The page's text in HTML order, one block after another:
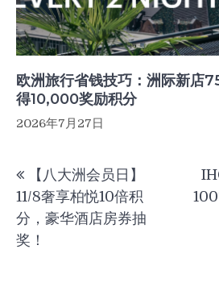
欧洲旅行省钱技巧：洲际新店
得10,000奖励积分
2026年7月27日
章
导
航
【八大洲会员日】
11/8奢享柏悦10倍积
分，豪华酒店房券抽
奖！